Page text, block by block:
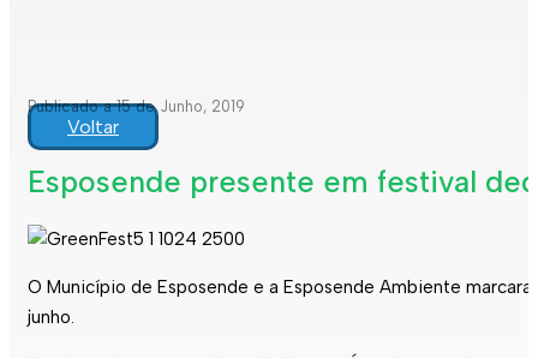
Publicado a 15 de Junho, 2019
Voltar
Esposende presente em festival
O Município deEsposende e aEsposende Ambiente
junho.